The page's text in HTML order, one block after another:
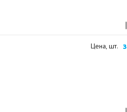
Цена, шт.